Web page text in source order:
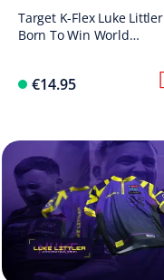
Target K-Flex Luke Littler
Born To Win World
€14.95